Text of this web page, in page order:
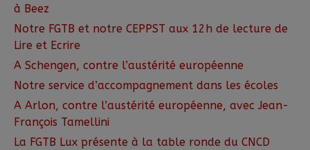
à Beez
Notre FGTB et notre CEPPST aux 12h de lecture de
Lire et Ecrire
A Schengen, contre l’austérité européenne
Notre service d’accompagnement dans les écoles
A Arlon, contre l’austérité européenne, avec Jean-
François Tamellini
La FGTB Lux présente à la table ronde du CNCD